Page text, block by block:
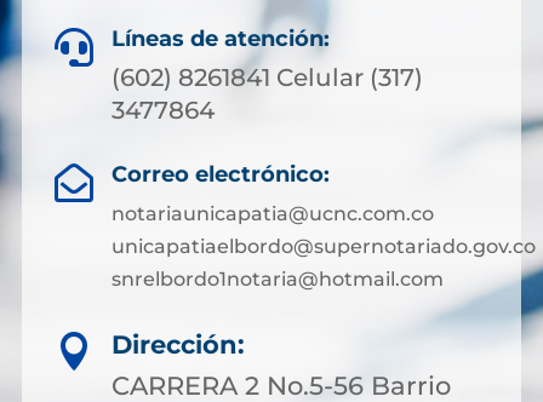
 Líneas de atención:
(602) 8261841 Celular (317)
3477864
 Correo electrónico:
notariaunicapatia@ucnc.com.co
unicapatiaelbordo@supernotariado.gov.co
snrelbordo1notaria@hotmail.com

Dirección:
CARRERA 2 No.5-56 Barrio